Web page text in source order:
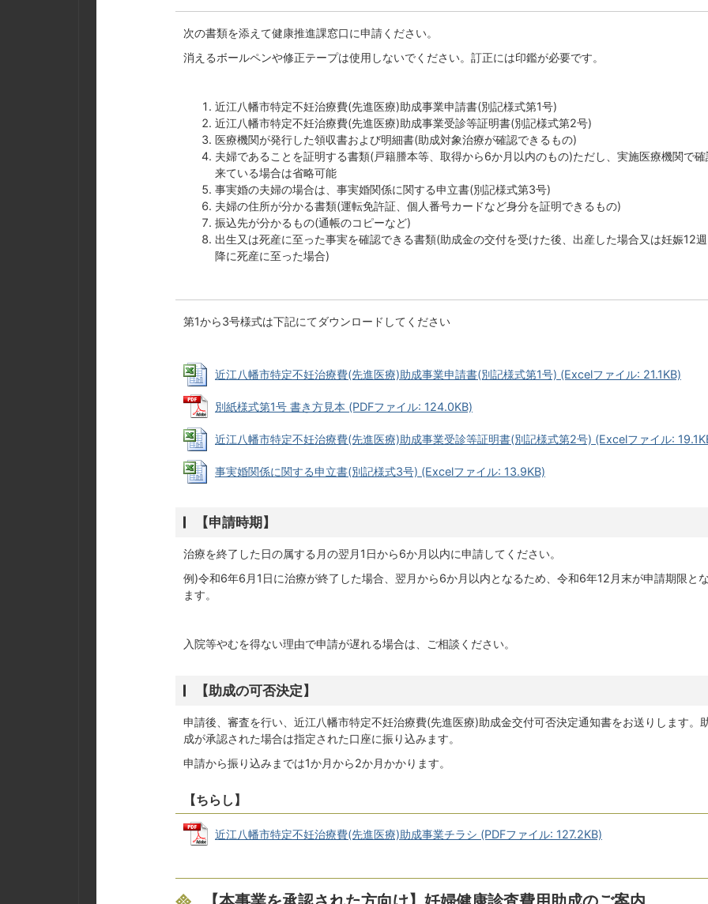
次の書類を添えて健康推進課窓口に申請ください。
消えるボールペンや修正テープは使用しないでください。訂正には印鑑が必要です。
近江八幡市特定不妊治療費(先進医療)助成事業申請書(別記様式第1号)
近江八幡市特定不妊治療費(先進医療)助成事業受診等証明書(別記様式第2号)
医療機関が発行した領収書および明細書(助成対象治療が確認できるもの)
夫婦であることを証明する書類(戸籍謄本等、取得から6か月以内のもの)ただし、実施医療機関で
来ている場合は省略可能
事実婚の夫婦の場合は、事実婚関係に関する申立書(別記様式第3号)
夫婦の住所が分かる書類(運転免許証、個人番号カードなど身分を証明できるもの)
振込先が分かるもの(通帳のコピーなど)
出生又は死産に至った事実を確認できる書類(助成金の交付を受けた後、出産した場合又は妊娠12
降に死産に至った場合)
第1から3号様式は下記にてダウンロードしてください
近江八幡市特定不妊治療費(先進医療)助成事業申請書(別記様式第1号) (Excelファイル: 21.1KB)
別紙様式第1号 書き方見本 (PDFファイル: 124.0KB)
近江八幡市特定不妊治療費(先進医療)助成事業受診等証明書(別記様式第2号) (Excelファイル:
事実婚関係に関する申立書(別記様式3号) (Excelファイル: 13.9KB)
【申請時期】
治療を終了した日の属する月の翌月1日から6か月以内に申請してください。
例)令和6年6月1日に治療が終了した場合、翌月から6か月以内となるため、令和6年12月末が申請期限と
ます。
入院等やむを得ない理由で申請が遅れる場合は、ご相談ください。
【助成の可否決定】
申請後、審査を行い、近江八幡市特定不妊治療費(先進医療)助成金交付可否決定通知書をお送りします。
成が承認された場合は指定された口座に振り込みます。
申請から振り込みまでは1か月から2か月かかります。
【ちらし】
近江八幡市特定不妊治療費(先進医療)助成事業チラシ (PDFファイル: 127.2KB)